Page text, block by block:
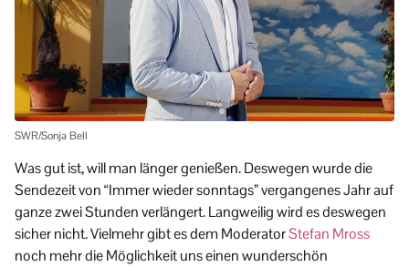
SWR/Sonja Bell
Was gut ist, will man länger genießen. Deswegen wurde die
Sendezeit von “Immer wieder sonntags” vergangenes Jahr auf
ganze zwei Stunden verlängert. Langweilig wird es deswegen
sicher nicht. Vielmehr gibt es dem ModeratorStefan Mross
noch mehr die Möglichkeit uns einen wunderschön